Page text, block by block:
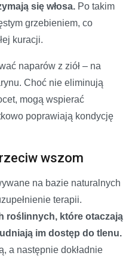
się włosa. Po takim
grzebieniem, co
kuracji.
naparów z ziół – na
Choć nie eliminują
mogą wspierać
poprawiają kondycję
wszom
na bazie naturalnych
terapii.
roślinnych, które otaczają
im dostęp do tlenu.
a następnie dokładnie